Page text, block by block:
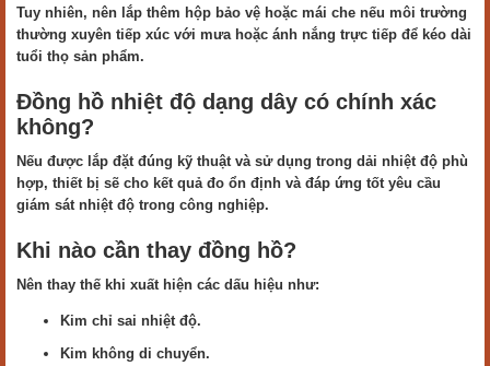
Tuy nhiên, nên lắp thêm hộp bảo vệ hoặc mái che nếu môi trường
thường xuyên tiếp xúc với mưa hoặc ánh nắng trực tiếp để kéo dài
tuổi thọ sản phẩm.
Đồng hồ nhiệt độ dạng dây có chính xác
không?
Nếu được lắp đặt đúng kỹ thuật và sử dụng trong dải nhiệt độ phù
hợp, thiết bị sẽ cho kết quả đo ổn định và đáp ứng tốt yêu cầu
giám sát nhiệt độ trong công nghiệp.
Khi nào cần thay đồng hồ?
Nên thay thế khi xuất hiện các dấu hiệu như:
Kim chỉ sai nhiệt độ.
Kim không di chuyển.